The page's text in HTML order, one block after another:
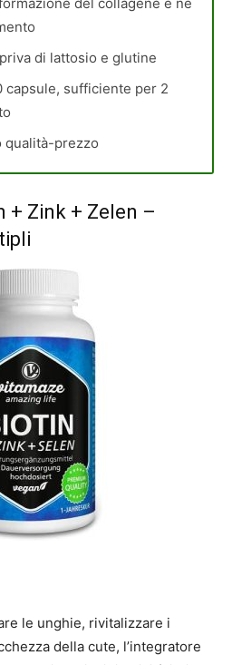
di lattosio e glutine
capsule, sufficiente per 2
qualità-prezzo
+ Zink + Zelen –
le unghie, rivitalizzare i
della cute, l’integratore